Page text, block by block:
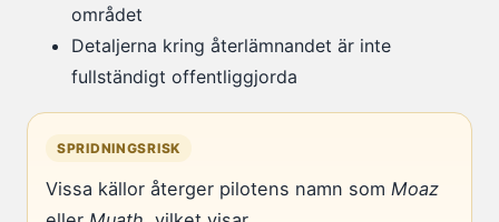
området
Detaljerna kring återlämnandet är inte
fullständigt offentliggjorda
SPRIDNINGSRISK
Vissa källor återger pilotens namn som Moaz